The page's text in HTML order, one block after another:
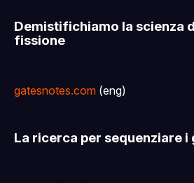
Demistifichiamo la scienza
fissione
gatesnotes.com (eng)
La ricerca per sequenziare